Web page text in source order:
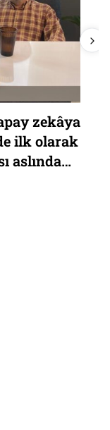
zekâya
ilk olarak
aslında